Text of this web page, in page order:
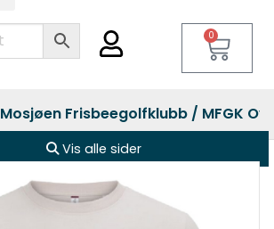
0
Mosjøen Frisbeegolfklubb / MFGK
Vis alle sider